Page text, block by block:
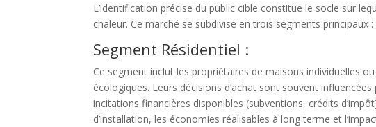
L’identification précise du public cible constitue le socle sur
chaleur. Ce marché se subdivise en trois segments
Segment Résidentiel :
Ce segment inclut les propriétaires de maisons individuelles
écologiques. Leurs décisions d’achat sont souvent
incitations financières disponibles (subventions, crédits
d’installation, les économies réalisables à long terme et